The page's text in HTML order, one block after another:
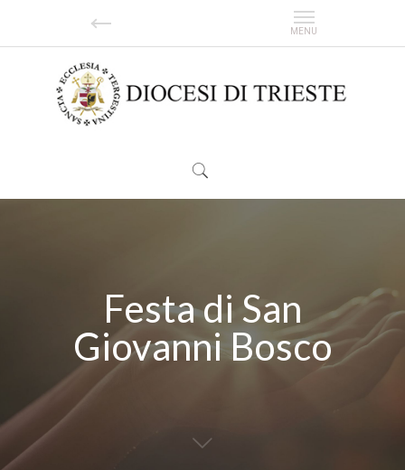
Festa di San
Giovanni Bosco